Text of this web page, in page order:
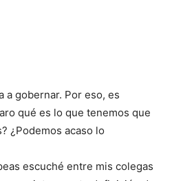
a gobernar. Por eso, es
qué es lo que tenemos que
¿Podemos acaso lo
escuché entre mis colegas